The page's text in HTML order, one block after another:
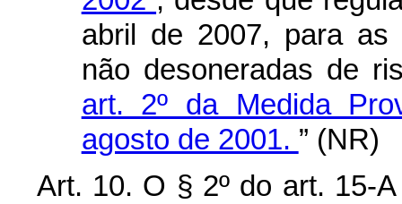
abril de 2007, para as
não desoneradas de
art. 2º da Medida
agosto de 2001. ” (NR)
Art. 10. O § 2º do art. 15-